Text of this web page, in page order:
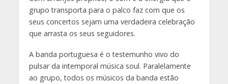
grupo transporta para o palco faz com que os
seus concertos sejam uma verdadeira celebração
que arrasta os seus seguidores.
A banda portuguesa é o testemunho vivo do
pulsar da intemporal música soul. Paralelamente
ao grupo, todos os músicos da banda estão